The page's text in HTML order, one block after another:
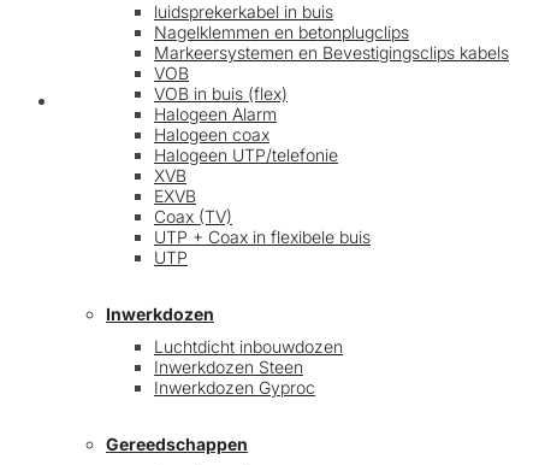
Mijn account
luidsprekerkabel in buis
Nagelklemmen en betonplugclips
Markeersystemen en Bevestigingsclips kabels
VOB
VOB in buis (flex)
Halogeen Alarm
Halogeen coax
Halogeen UTP/telefonie
XVB
EXVB
Coax (TV)
UTP + Coax in flexibele buis
UTP
Inwerkdozen
Luchtdicht inbouwdozen
Inwerkdozen Steen
Inwerkdozen Gyproc
Gereedschappen